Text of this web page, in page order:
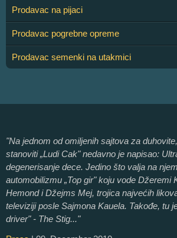
Prodavac na pijaci
Prodavac pogrebne opreme
Prodavac semenki na utakmici
"Na jednom od omiljenih sajtova za
stanoviti „Ludi Cak" nedavno je napisao:
degenerisanje dece. Jedino što valja na
automobilizmu „Top gir" koju vode Džeremi
Hemond i Džejms Mej, trojica najvećih
televiziji posle Sajmona Kauela. Takođe, tu
driver" - The Stig..."